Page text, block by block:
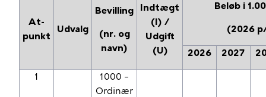
At-
punkt
Udvalg
Bevilling
(nr. og
navn)
Indtægt
(I) /
Udgift
(U)
Beløb i
(2026
2026 2027
1
1000 –
Ordinær